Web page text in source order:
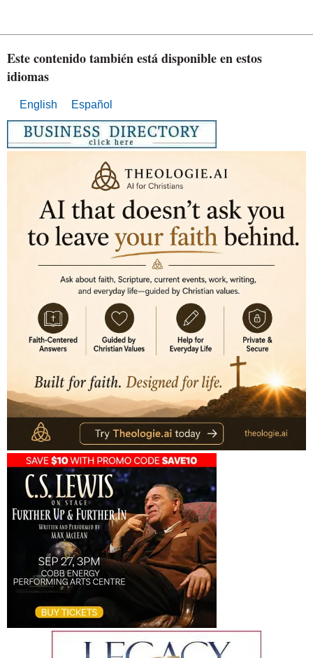
Este contenido también está disponible en estos
idiomas
English Español